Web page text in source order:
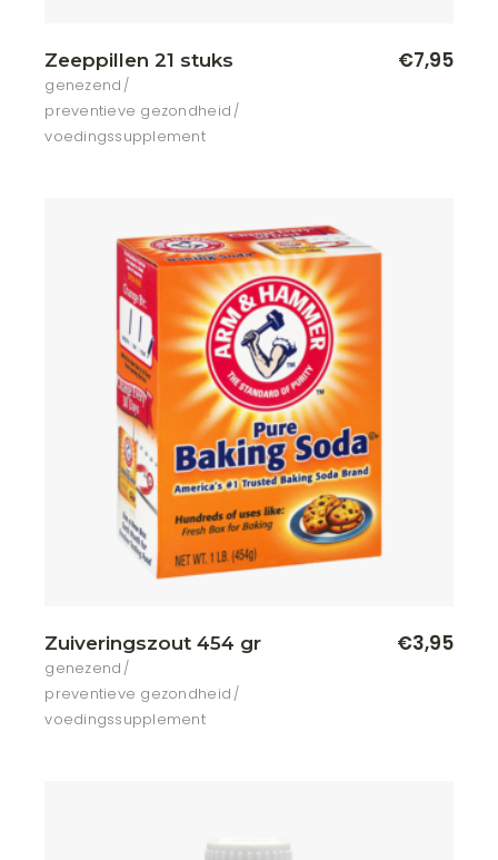
Zeeppillen 21 stuks
genezend
preventieve gezondheid
voedingssupplement
€7,95
Zuiveringszout 454 gr
genezend
preventieve gezondheid
voedingssupplement
€3,95